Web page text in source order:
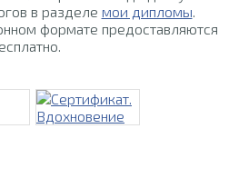
в разделе мои дипломы.
формате предоставляются